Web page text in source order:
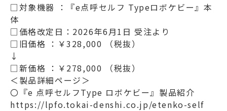
□対象機器 ：『e点呼セルフ Typeロボケビー』本
体
□価格改定日：2026年6月1日 受注より
□旧価格 ：￥328,000 （税抜）
↓
□新価格 ：￥278,000 （税抜）
＜製品詳細ページ＞
〇『e 点呼セルフType ロボケビー』製品紹介
https://lpfo.tokai-denshi.co.jp/etenko-self